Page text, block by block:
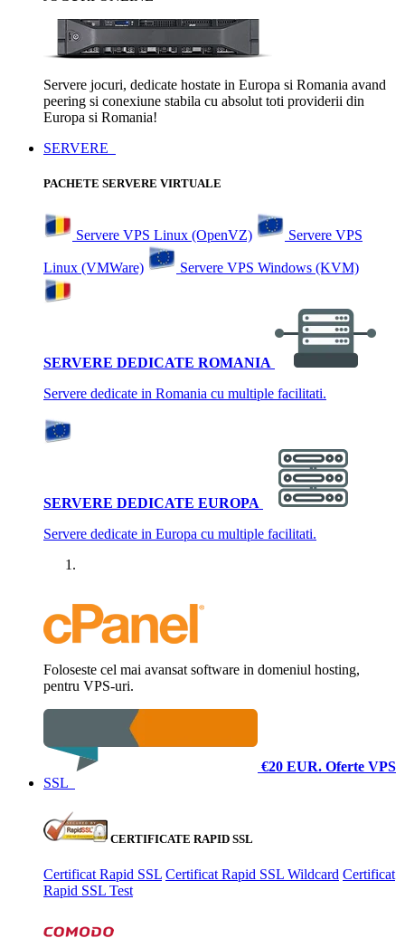
Servere jocuri, dedicate hostate in Europa si Romania avand
peering si conexiune stabila cu absolut toti providerii din
Europa si Romania!
SERVERE
PACHETE SERVERE VIRTUALE
Servere VPS Linux (OpenVZ) Servere VPS
Linux (VMWare) Servere VPS Windows (KVM)
SERVERE DEDICATE ROMANIA
Servere dedicate in Romania cu multiple facilitati.
SERVERE DEDICATE EUROPA
Servere dedicate in Europa cu multiple facilitati.
Foloseste cel mai avansat software in domeniul hosting,
pentru VPS-uri.
€20 EUR. Oferte VPS
SSL
CERTIFICATE RAPID SSL
Certificat Rapid SSL Certificat Rapid SSL Wildcard Certificat
Rapid SSL Test